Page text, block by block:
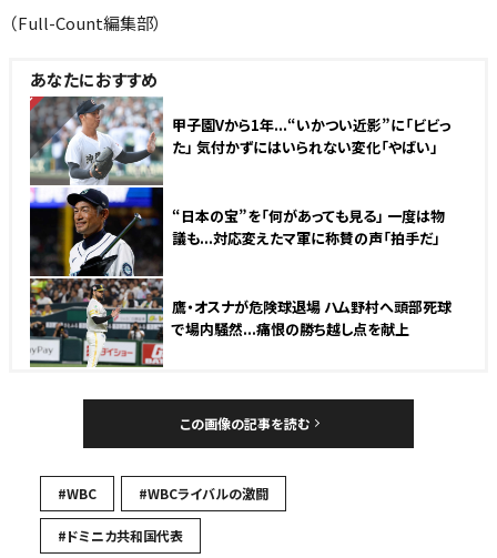
（Full-Count編集部）
あなたにおすすめ
NEW
甲子園Vから1年...“いかつい近影”に「ビビっ
た」 気付かずにはいられない変化「やばい」
“日本の宝”を「何があっても見る」 一度は物
議も...対応変えたマ軍に称賛の声「拍手だ」
鷹・オスナが危険球退場 ハム野村へ頭部死球
で場内騒然...痛恨の勝ち越し点を献上
この画像の記事を読む
#WBC #WBCライバルの激闘
#ドミニカ共和国代表